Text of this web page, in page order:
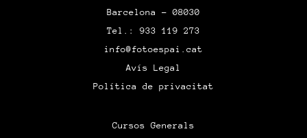
Barcelona – 08030
Tel.: 933 119 273
info@fotoespai.cat
Avís Legal
Política de privacitat
Cursos Generals